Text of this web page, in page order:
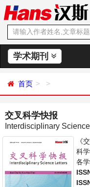
学术期刊
首页
交叉科学快报
Interdisciplinary
《
科
各
示
荣